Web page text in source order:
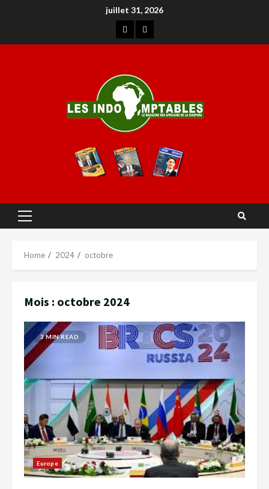
juillet 31, 2026
Home 2024 octobre
Mois : octobre 2024
3 MIN READ
Europe